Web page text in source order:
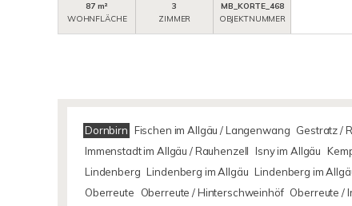
87 m²
WOHNFLÄCHE
3
ZIMMER
MB_KORTE_468
OBJEKTNUMMER
Dornbirn Fischen im Allgäu / Langenwang Gestratz /
Immenstadt im Allgäu / Rauhenzell Isny im Allgäu
Lindenberg Lindenberg im Allgäu Lindenberg im
Oberreute
Oberreute / Hinterschweinhöf Oberreute /